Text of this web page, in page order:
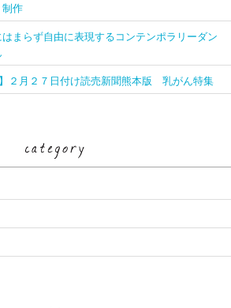
制作
まらず自由に表現するコンテンポラリーダン
】２月２７日付け読売新聞熊本版 乳がん特集